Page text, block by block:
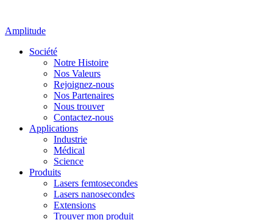
Amplitude
Société
Notre Histoire
Nos Valeurs
Rejoignez-nous
Nos Partenaires
Nous trouver
Contactez-nous
Applications
Industrie
Médical
Science
Produits
Lasers femtosecondes
Lasers nanosecondes
Extensions
Trouver mon produit